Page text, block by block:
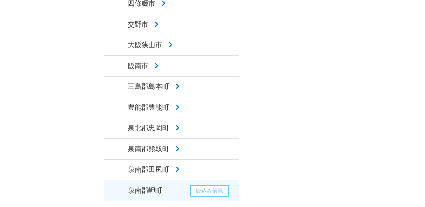
四條畷市
交野市
大阪狭山市
阪南市
三島郡島本町
豊能郡豊能町
泉北郡忠岡町
泉南郡熊取町
泉南郡田尻町
泉南郡岬町